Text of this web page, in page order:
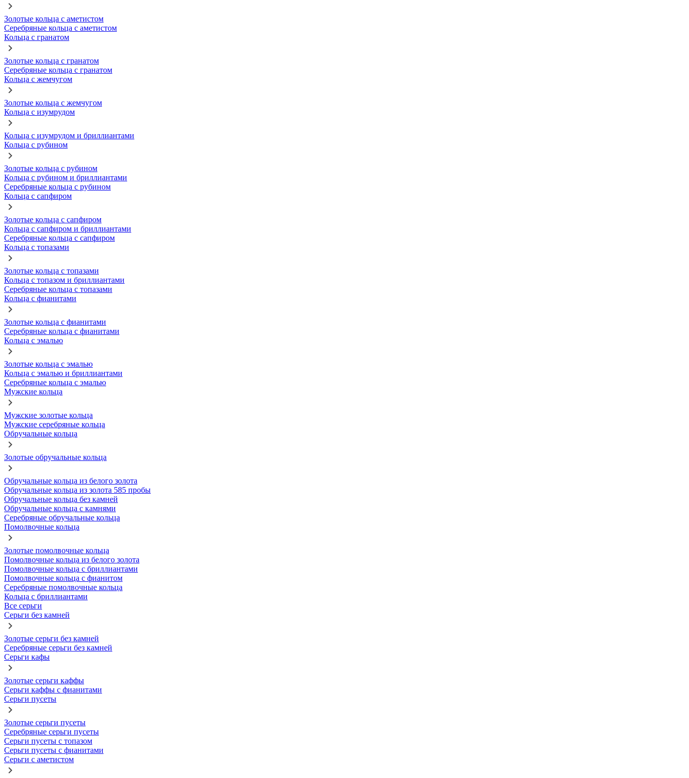
Золотые кольца с аметистом
Серебряные кольца с аметистом
Кольца с гранатом
Золотые кольца с гранатом
Серебряные кольца с гранатом
Кольца с жемчугом
Золотые кольца с жемчугом
Кольца с изумрудом
Кольца с изумрудом и бриллиантами
Кольца с рубином
Золотые кольца с рубином
Кольца с рубином и бриллиантами
Серебряные кольца с рубином
Кольца с сапфиром
Золотые кольца с сапфиром
Кольца с сапфиром и бриллиантами
Серебряные кольца с сапфиром
Кольца с топазами
Золотые кольца с топазами
Кольца с топазом и бриллиантами
Серебряные кольца с топазами
Кольца с фианитами
Золотые кольца с фианитами
Серебряные кольца с фианитами
Кольца с эмалью
Золотые кольца с эмалью
Кольца с эмалью и бриллиантами
Серебряные кольца с эмалью
Мужские кольца
Мужские золотые кольца
Мужские серебряные кольца
Обручальные кольца
Золотые обручальные кольца
Обручальные кольца из белого золота
Обручальные кольца из золота 585 пробы
Обручальные кольца без камней
Обручальные кольца с камнями
Серебряные обручальные кольца
Помолвочные кольца
Золотые помолвочные кольца
Помолвочные кольца из белого золота
Помолвочные кольца с бриллиантами
Помолвочные кольца с фианитом
Серебряные помолвочные кольца
Кольца с бриллиантами
Все серьги
Серьги без камней
Золотые серьги без камней
Серебряные серьги без камней
Серьги кафы
Золотые серьги каффы
Серьги каффы с фианитами
Серьги пусеты
Золотые серьги пусеты
Серебряные серьги пусеты
Серьги пусеты с топазом
Серьги пусеты с фианитами
Серьги с аметистом